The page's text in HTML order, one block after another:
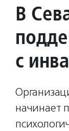
В
с
начинает